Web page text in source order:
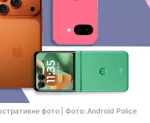
фото | Фото: Android Police